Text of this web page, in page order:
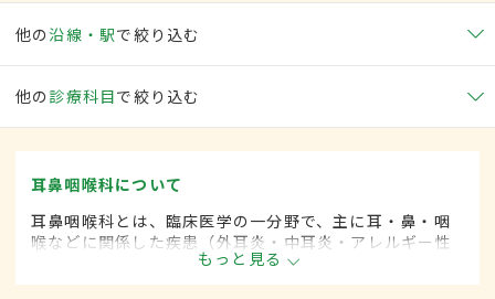
他の沿線・駅で絞り込む
他の 診療科目で絞り込む
耳鼻咽喉科について
耳鼻咽喉科とは、臨床医学の一分野で、主に耳・鼻・咽
喉などに関係した疾患（外耳炎・中耳炎・アレルギー性
鼻炎・咽頭がん・扁桃炎・喉頭がんなど）を専門的に取
り扱います。
もっと見る